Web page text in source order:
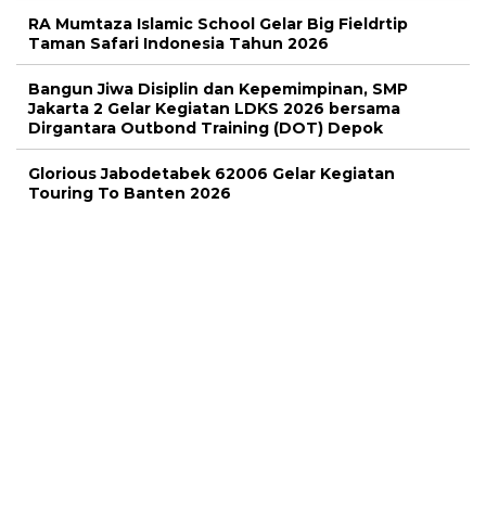
RA Mumtaza Islamic School Gelar Big Fieldrtip
Taman Safari Indonesia Tahun 2026
Bangun Jiwa Disiplin dan Kepemimpinan, SMP
Jakarta 2 Gelar Kegiatan LDKS 2026 bersama
Dirgantara Outbond Training (DOT) Depok
Glorious Jabodetabek 62006 Gelar Kegiatan
Touring To Banten 2026